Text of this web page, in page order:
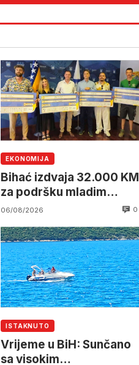
EKONOMIJA
Bihać izdvaja 32.000 KM
za podršku mladim
poduzetnicima
06/08/2026 0
ISTAKNUTO
Vrijeme u BiH: Sunčano
sa visokim